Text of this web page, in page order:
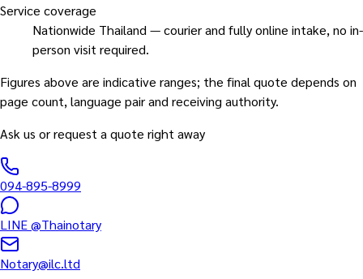
Service coverage
Nationwide Thailand — courier and fully online intake, no in-
person visit required.
Figures above are indicative ranges; the final quote depends on
page count, language pair and receiving authority.
Ask us or request a quote right away
094-895-8999
LINE@Thainotary
Notary@ilc.ltd